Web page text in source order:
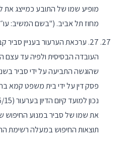
מופיע שמו של התובע כמייצג את
מחוז תל אביב. ("בשם המשיב:
27. ערכאת הערעור בעניין
העובדה הבסיסית ולפיה עד עצם
את שמו של סביר במנוע החיפוש
תוצאות החיפוש במעלה רשימת